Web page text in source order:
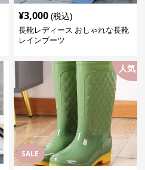
¥3,000 (税込)
長靴レディース おしゃれな長靴
レインブーツ
SALE
人気